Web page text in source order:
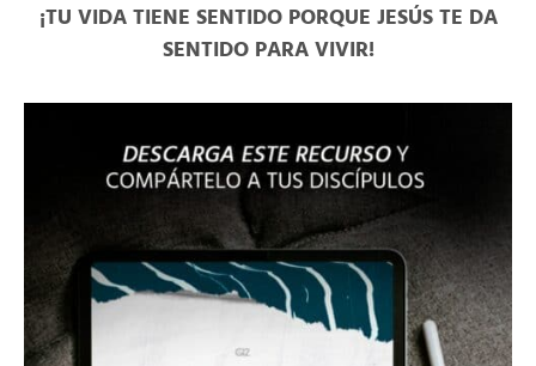
¡TU VIDA TIENE SENTIDO PORQUE JESÚS TE DA
SENTIDO PARA VIVIR!